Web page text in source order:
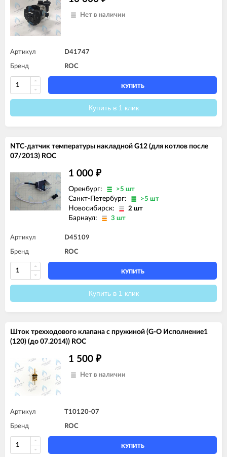
Нет в наличии
Артикул D41747
Бренд ROC
КУПИТЬ
Купить в 1 клик
NTC-датчик температуры накладной G12 (для котлов после
07/2013) ROC
1 000 ₽
Оренбург: >5 шт
Санкт-Петербург: >5 шт
Новосибирск: 2 шт
Барнаул: 3 шт
Артикул D45109
Бренд ROC
КУПИТЬ
Купить в 1 клик
Шток трехходового клапана с пружиной (G-O Исполнение1
(120) (до 07.2014)) ROC
1 500 ₽
Нет в наличии
Артикул T10120-07
Бренд ROC
КУПИТЬ